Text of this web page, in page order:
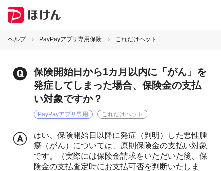
ヘルプ PayPayアプリ専用保険 これだけペット
保険開始日から1カ月以内に「がん」を
発症してしまった場合、保険金の支払
い対象ですか？
PayPayアプリ専用 これだけペット
はい、保険開始日以降に発症（判明）した悪性腫
瘍（がん）については、原則保険金の支払い対象
です。（実際には保険金請求をいただいた後、保
険金の支払査定時にお支払可否を判断いたしま